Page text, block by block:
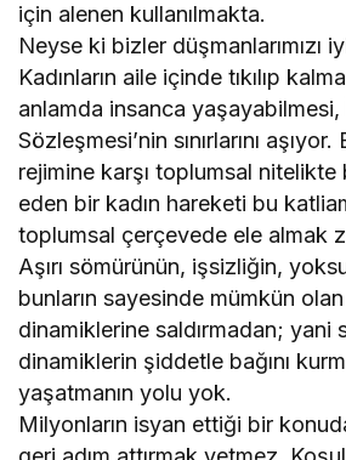
için alenen kullanılmakta.
Neyse ki bizler düşmanlarımızı
Kadınların aile içinde tıkılıp
anlamda insanca yaşayabilmesi,
Sözleşmesi’nin sınırlarını
rejimine karşı toplumsal
eden bir kadın hareketi bu
toplumsal çerçevede ele almak
Aşırı sömürünün, işsizliğin,
bunların sayesinde mümkün
dinamiklerine saldırmadan; yani
dinamiklerin şiddetle bağını
yaşatmanın yolu yok.
Milyonların isyan ettiği bir